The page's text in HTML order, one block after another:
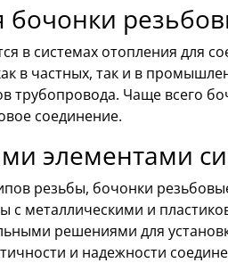
бочонки
в системах отопления для
в частных, так и в
трубопровода. Чаще всего
соединение.
элементами
резьбы, бочонки
с металлическими и
решениями для
и надежности